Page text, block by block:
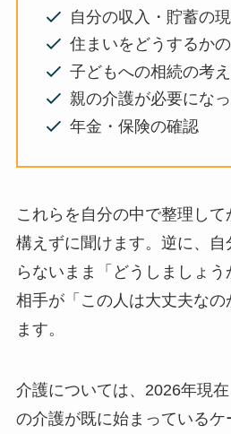
自分の収入・貯蓄の
住まいをどうするか
子どもへの相続の考
親の介護が必要にな
年金・保険の確認
これらを自分の中で整理し
構えずに聞けます。逆に、
らないまま「どうしましょう
相手が「この人は大丈夫な
ます。
介護については、2026年現
の介護が既に始まっているケ